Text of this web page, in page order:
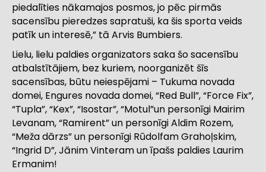
piedalīties nākamajos posmos, jo pēc pirmās
sacensību pieredzes sapratuši, ka šis sporta veids
patīk un interesē,” tā Arvis Bumbiers.
Lielu, lielu paldies organizators saka šo sacensību
atbalstītājiem, bez kuriem, noorganizēt šīs
sacensības, būtu neiespējami – Tukuma novada
domei, Engures novada domei, “Red Bull”, “Force Fix”,
“Tupla”, “Kex”, “Isostar”, “Motul”un personīgi Mairim
Levanam, “Ramirent” un personīgi Aldim Rozem,
“Meža dārzs” un personīgi Rūdolfam Grahoļskim,
“Ingrid D”, Jānim Vinteram un īpašs paldies Laurim
Ermanim!